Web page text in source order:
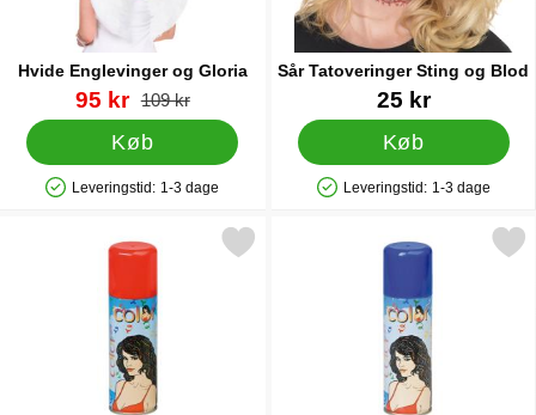
Hvide Englevinger og Gloria
Varenr 20060
pris
95 kr pris
109 kr
Køb
Produkttilgængelighed: På lager
Leveringstid: 1-3 dage
Sår Tatoveringer Sting og Blod
Varenr 3084925 kr
Køb
Produkttilgængelighed: På lager
Leveringstid: 1-3 dage
Markér rød Hårspray Color som favoritMarkér blå Hårspray